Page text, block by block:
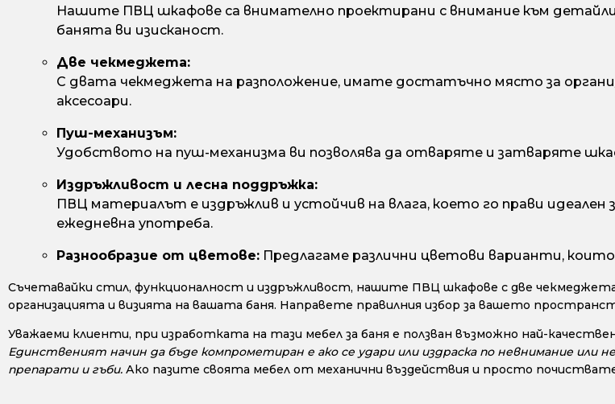
Нашите ПВЦ шкафове са внимателно проектирани с внимание към
банята ви изисканост.
Две чекмеджета:
С двата чекмеджета на разположение, имате достатъчно място за
аксесоари.
Пуш-механизъм:
Удобството на пуш-механизма ви позволява да отваряте и затваряте
Издръжливост и лесна поддръжка:
ПВЦ материалът е издръжлив и устойчив на влага, което го прави идеален
ежедневна употреба.
Разнообразие от цветове: Предлагаме различни цветови варианти,
Съчетавайки стил, функционалност и издръжливост, нашите ПВЦ шкафове с две
организацията и визията на вашата баня. Направете правилния избор за вашето
Уважаеми клиенти, при изработката на тази мебел за баня е ползван възможно най-
Единственият начин да бъде компрометиран е ако се удари или издраска по невнимание или
препарати и гъби. Ако пазите своята мебел от механични въздействия и просто